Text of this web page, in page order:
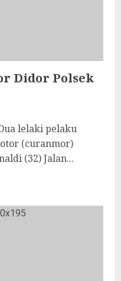
Didor Polsek
lelaki pelaku
(curanmor)
(32) Jalan...